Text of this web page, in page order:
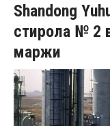
Shandong
стирола № 2
маржи